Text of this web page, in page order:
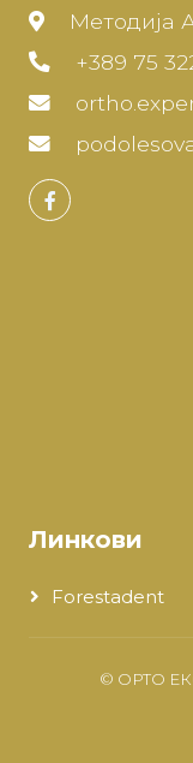
Методија
+389 75
Линкови
Forestadent
© ОРТО